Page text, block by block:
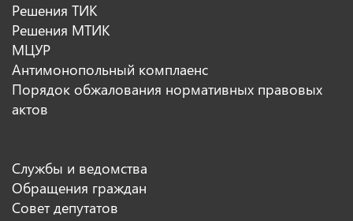
Решения ТИК
Решения МТИК
МЦУР
Антимонопольный комплаенс
Порядок обжалования нормативных правовых
актов
Службы и ведомства
Обращения граждан
Совет депутатов